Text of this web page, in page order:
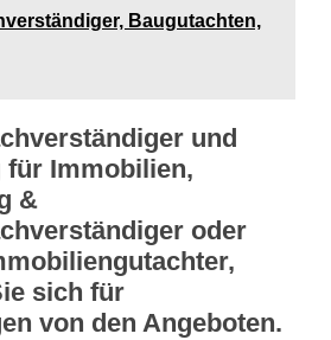
Baugutachten,
und
für Immobilien,
&
oder
sich für
von den Angeboten.